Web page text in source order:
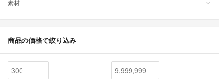
素材
商品の価格で絞り込み